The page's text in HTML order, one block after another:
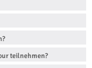
teilnehmen?